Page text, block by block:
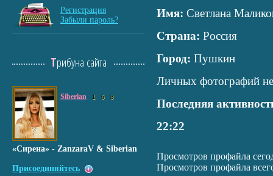
Имя: Светлана
Страна: Россия
Город: Пушкин
Личных фотографий
Последняя
22:22
Просмотров профайла
Просмотров профайла
Регистрация
Забыли пароль?
Трибуна сайта
Siberian 1 6 8
«Сирена» - ZanzaraV & Siberian
Присоединяйтесь